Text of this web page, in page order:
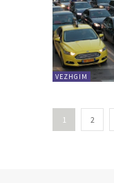
VEZHGIM
1 2